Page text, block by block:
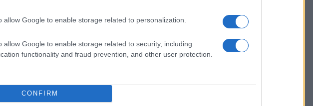
allow Google to enable storage related to personalization.
allow Google to enable storage related to security, including
functionality and fraud prevention, and other user protection.
CONFIRM